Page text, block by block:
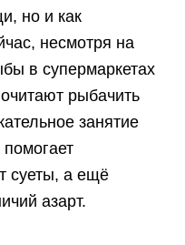
но и как
несмотря на
в супермаркетах
рыбачить
занятие
суеты, а ещё
азарт.